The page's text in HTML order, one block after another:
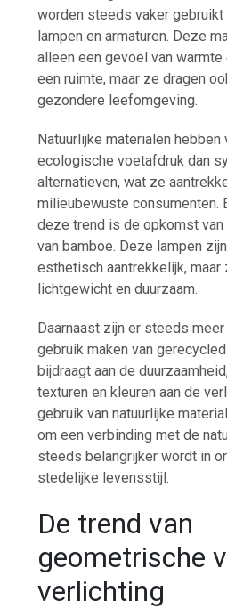
worden steeds vaker
lampen en armaturen. Deze
alleen een gevoel van
een ruimte, maar ze dragen
gezondere leefomgeving.
Natuurlijke materialen hebben
ecologische voetafdruk dan
alternatieven, wat ze
milieubewuste consumenten.
deze trend is de opkomst van
van bamboe. Deze lampen
esthetisch aantrekkelijk, maar
lichtgewicht en duurzaam.
Daarnaast zijn er steeds
gebruik maken van
bijdraagt aan de
texturen en kleuren aan de
gebruik van natuurlijke
om een verbinding met de
steeds belangrijker wordt in
stedelijke levensstijl.
De trend van
geometrische
verlichting